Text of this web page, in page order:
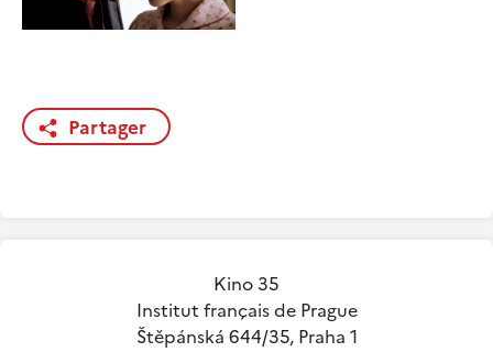
Partager
Kino 35
Institut français de Prague
Štěpánská 644/35, Praha 1